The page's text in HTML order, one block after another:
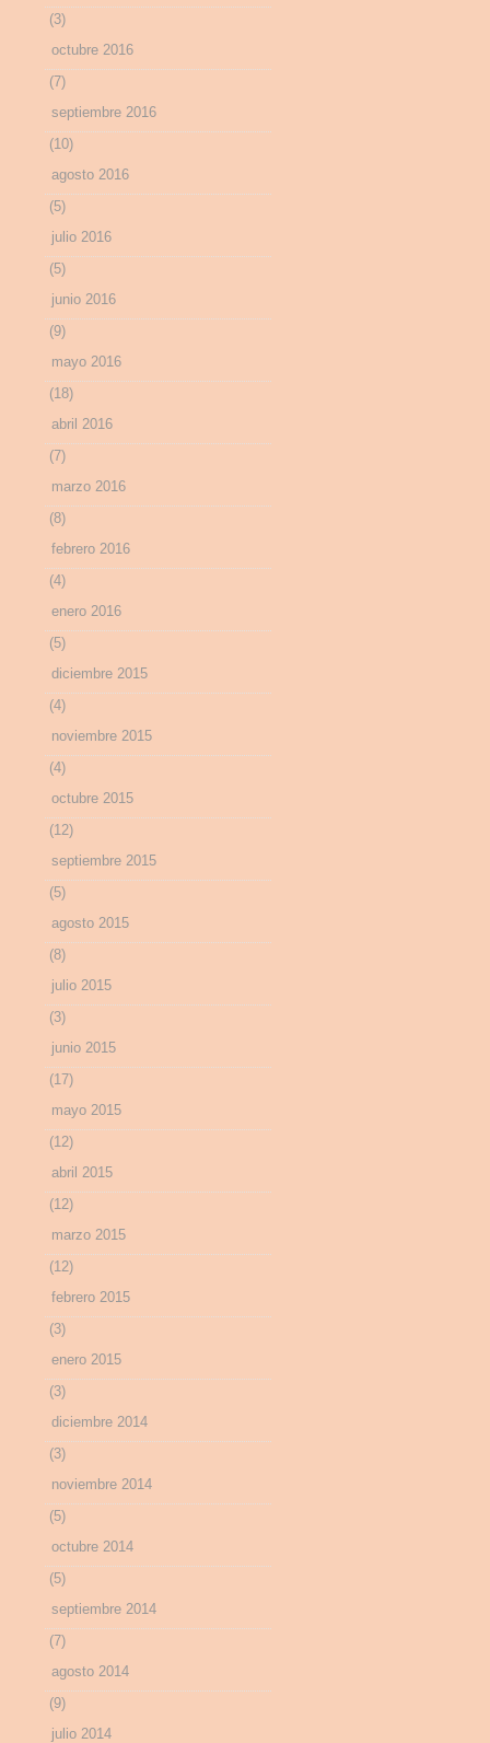
(3)
octubre 2016
(7)
septiembre 2016
(10)
agosto 2016
(5)
julio 2016
(5)
junio 2016
(9)
mayo 2016
(18)
abril 2016
(7)
marzo 2016
(8)
febrero 2016
(4)
enero 2016
(5)
diciembre 2015
(4)
noviembre 2015
(4)
octubre 2015
(12)
septiembre 2015
(5)
agosto 2015
(8)
julio 2015
(3)
junio 2015
(17)
mayo 2015
(12)
abril 2015
(12)
marzo 2015
(12)
febrero 2015
(3)
enero 2015
(3)
diciembre 2014
(3)
noviembre 2014
(5)
octubre 2014
(5)
septiembre 2014
(7)
agosto 2014
(9)
julio 2014